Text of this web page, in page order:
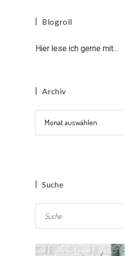
Blogroll
Hier lese ich gerne mit...
Archiv
Suche